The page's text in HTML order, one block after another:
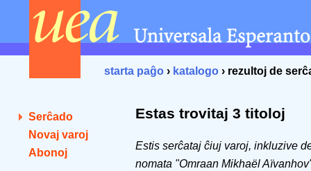
starta paĝo › katalogo › rezultoj de
Serĉado
Novaj varoj
Abonoj
Estas trovitaj 3 titoloj
Estis serĉataj ĉiuj varoj, inkluzive
nomata "Omraan Mikhaël